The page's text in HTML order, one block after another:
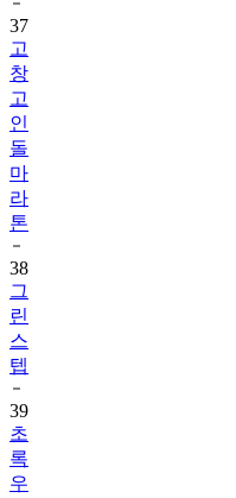
37
고
창
고
인
돌
마
라
톤
38
그
린
스
텝
39
초
록
우